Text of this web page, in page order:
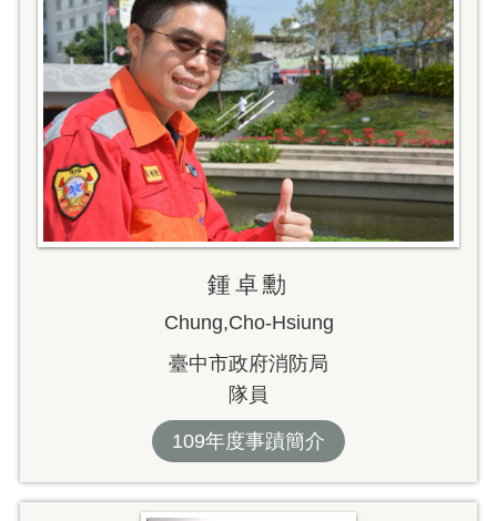
鍾卓勳
Chung,Cho-Hsiung
臺中市政府消防局
隊員
109年度事蹟簡介